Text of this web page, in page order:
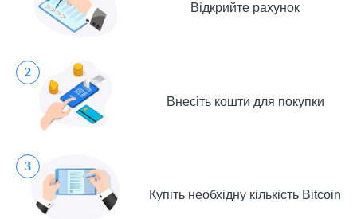
Відкрийте рахунок
2
Внесіть кошти для покупки
3
Купіть необхідну кількість Bitcoin